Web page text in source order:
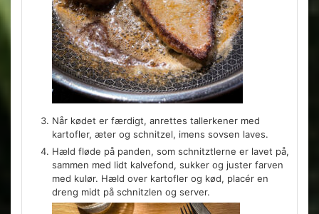
Når kødet er færdigt, anrettes tallerkener med
kartofler, æter og schnitzel, imens sovsen laves.
Hæld fløde på panden, som schnitztlerne er lavet på,
sammen med lidt kalvefond, sukker og juster farven
med kulør. Hæld over kartofler og kød, placér en
dreng midt på schnitzlen og server.